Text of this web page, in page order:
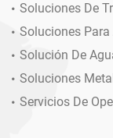
Soluciones De
Soluciones
Solución De
Soluciones
Servicios De